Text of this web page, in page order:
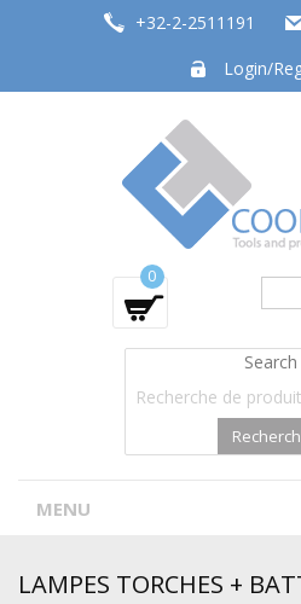
+32-2-2511191
Login/
Tools and products for office systems
0
Search
MENU
LAMPES TORCHES +